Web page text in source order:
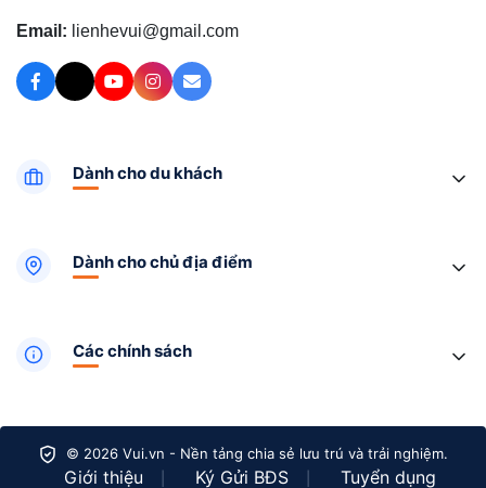
Email: lienhevui@gmail.com
Dành cho du khách
Dành cho chủ địa điểm
Các chính sách
© 2026 Vui.vn - Nền tảng chia sẻ lưu trú và trải nghiệm.
Giới thiệu Ký Gửi BĐS Tuyển dụng